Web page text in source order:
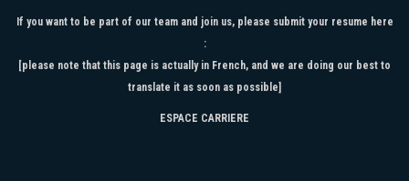
If you want to be part of our team and join us, please submit your resume here
:
[please note that this page is actually in French, and we are doing our best to
translate it as soon as possible]
ESPACE CARRIERE